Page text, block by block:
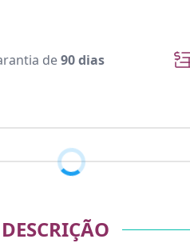
de90 dias
DESCRIÇÃO